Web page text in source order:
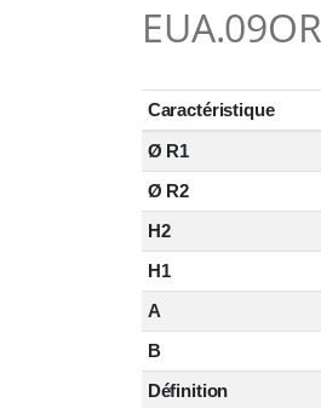
Caractéristique
Ø R1
Ø R2
H2
H1
A
B
Définition